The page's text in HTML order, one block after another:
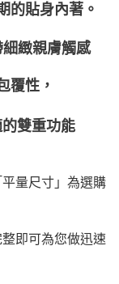
的貼身內著。
緻親膚觸感
覆性，
雙重功能
量尺寸」為選購
即可為您做迅速